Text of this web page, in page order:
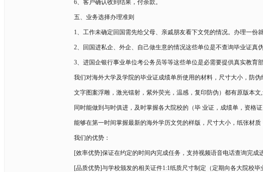
6、客户确认收到结果，付余款。
五、业务选择办理准则
1、工作未确定回国需先给父母、亲戚朋友看下文凭的情况。办理一份
2、回国进私企、外企、自己做生意的情况这些单位是不查询毕业证
3、进国企银行事业单位考公务员等等这些单位是必需要提供真实教育
我们对海外大学及学院的毕业证成绩单所使用的材料，尺寸大小，防
文字图案浮雕，激光镭射，紫外荧光，温感，复印防伪）都有原版本
同时能做到与时俱进，及时掌握各大院校的（毕 业证，成绩单，资格
能够在第一时间掌握最新的海外学历文凭的样版，尺寸大小，纸张材
我们的优势：
[效率优势]保证在约定的时间内完成任务，支持视频语音电话查询完成进
[品质优势]与学校颁发的相关证件1:1纸质尺寸制定（定期向各大院校